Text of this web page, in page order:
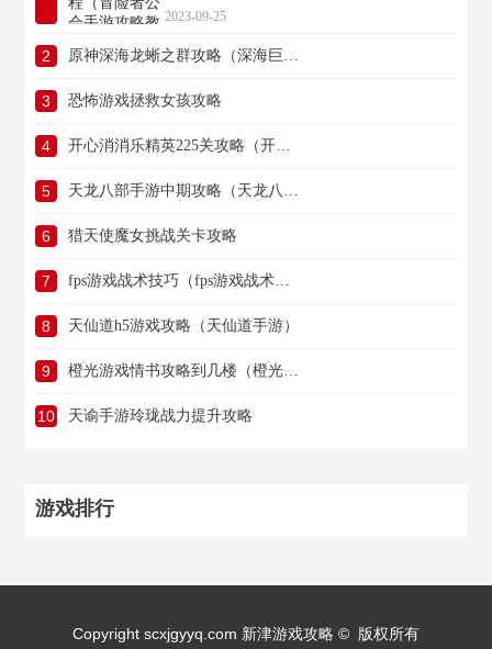
略教程大全）
2023-09-25
2 原神深海龙蜥之群攻略（深海巨龙坐标）
3 恐怖游戏拯救女孩攻略
4 开心消消乐精英225关攻略（开心消消乐精英225关攻略视频）
5 天龙八部手游中期攻略（天龙八部手游中期攻略大全）
6 猎天使魔女挑战关卡攻略
7 fps游戏战术技巧（fps游戏战术技巧教学）
8 天仙道h5游戏攻略（天仙道手游）
9 橙光游戏情书攻略到几楼（橙光情话）
10 天谕手游玲珑战力提升攻略
游戏排行
Copyright scxjgyyq.com 新津游戏攻略 © 版权所有